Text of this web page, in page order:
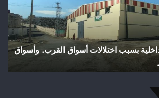
إثر طعنة بالسلاح الأبيض بوادي بوزملان
بتعزيز الأمن